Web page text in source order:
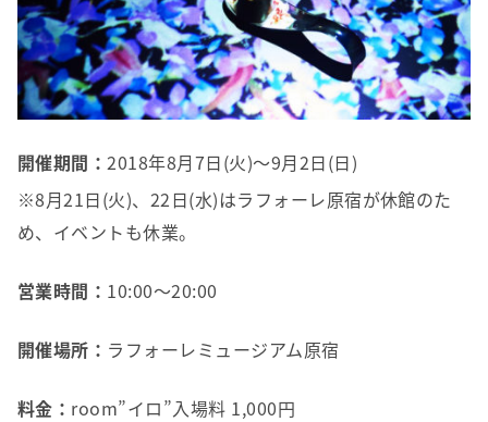
開催期間： 2018年8月7日(火)～9月2日(日)
※8月21日(火)、22日(水)はラフォーレ原宿が休館のた
め、イベントも休業。
営業時間： 10:00～20:00
開催場所： ラフォーレミュージアム原宿
料金： room”イロ”入場料 1,000円